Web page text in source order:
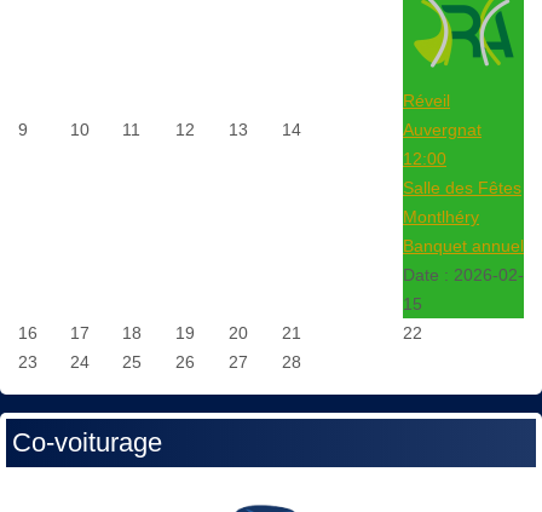
9 10 11 12 13 14
Réveil
Auvergnat
12:00
Salle des Fêtes
Montlhéry
Banquet annuel
Date : 2026-02-
15
16
17 18 19 20 21
22
23
24 25 26 27 28
Co-voiturage